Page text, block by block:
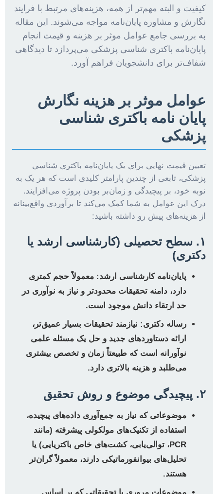
کیفیت و البته مهم‌تر از همه، هزینه‌های مرتبط با فرایند
نگارش و مشاوره پایان‌نامه مواجه می‌شوند. این مقاله
به بررسی جامع عوامل موثر بر هزینه و قیمت انجام
پایان‌نامه باکتری شناسی پزشکی می‌پردازد تا دیدگاهی
شفاف‌تر برای دانشجویان فراهم آورد.
عوامل موثر بر هزینه نگارش
پایان نامه باکتری شناسی
پزشکی
تعیین قیمت نهایی برای یک پایان‌نامه باکتری شناسی
پزشکی، تابعی از چندین پارامتر کلیدی است که هر یک به
نوبه خود، بر پیچیدگی و زمان‌بر بودن پروژه می‌افزایند.
درک این عوامل به شما کمک می‌کند تا برآوردی واقع‌بینانه
از هزینه‌های پیش رو داشته باشید:
۱. سطح تحصیلی (کارشناسی ارشد یا
دکتری)
پایان‌نامه کارشناسی ارشد: معمولاً حجم کمتری
دارد، دامنه تحقیقات محدودتر و نیاز به نوآوری در
حد ارتقاء دانش موجود است.
رساله دکتری: نیازمند تحقیقات بسیار عمیق‌تر،
ارائه دستاوردهای جدید و حل یک مسئله علمی
نوآورانه است که طبیعتاً زمان و تخصص بیشتری
می‌طلبد و هزینه بالاتری دارد.
۲. پیچیدگی موضوع و روش تحقیق
موضوعاتی که نیاز به جمع‌آوری داده‌های پیچیده،
استفاده از تکنیک‌های مولکولی پیشرفته (مانند
PCR، توالی‌یابی، کشت‌های خاص باکتریایی) یا
تحلیل‌های بیوانفورماتیکی دارند، معمولاً گران‌تر
هستند.